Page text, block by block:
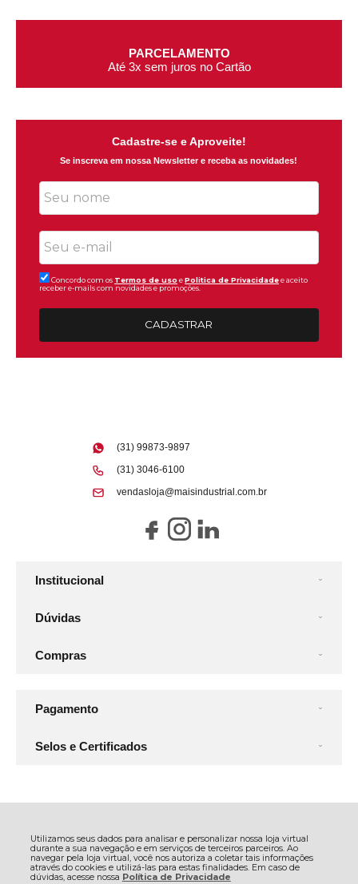
Utilizamos seus dados para analisar e personalizar nossa loja virtual
durante a sua navegação e em serviços de terceiros parceiros. Ao
navegar pela loja virtual, você nos autoriza a coletar tais informações
através do cookies e utilizá-las para estas finalidades. Em caso de
dúvidas, acesse nossa Política de Privacidade
PARCELAMENTO
Até 3x sem juros no Cartão
Cadastre-se e Aproveite!
Se inscreva em nossa Newsletter e receba as novidades!
Concordo com os Termos de uso ePolitica de Privacidadee aceito
receber e-mails com novidades e promoções.
CADASTRAR
Institucional
Dúvidas
Compras
(31) 99873-9897
(31) 3046-6100
vendasloja@maisindustrial.com.br
Pagamento
Selos e Certificados
Industrial - 2026